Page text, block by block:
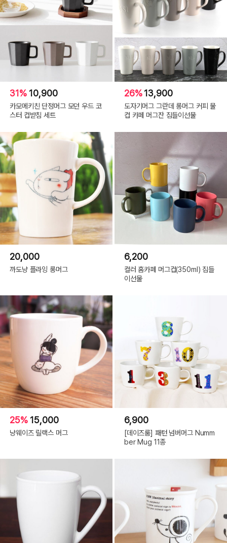
31% 10,900
카모메키친 단정머그 모던 우드 코
스터 컵받침 세트
26%13,900
도자기머그 그란데 롱머그 커피 물
컵 카페 머그잔 집들이선물
20,000
까도냥 플라잉 롱머그
6,200
컬러 홈카페 머그컵(350ml) 집들
이선물
25% 15,000
냥웨이즈 릴랙스 머그
6,900
[데이즈룸] 패턴 넘버머그 Numm
ber Mug 11종